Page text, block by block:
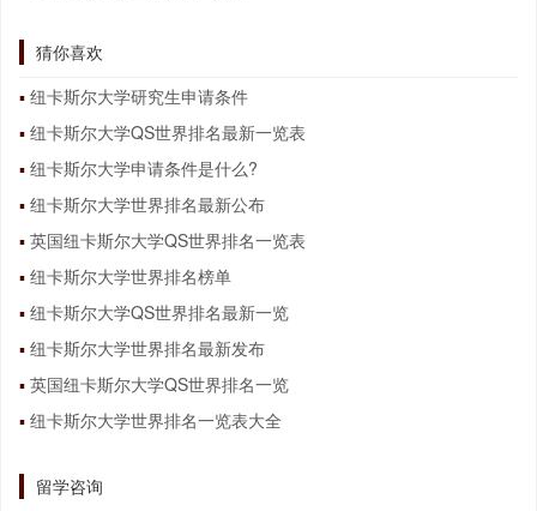
猜你喜欢
纽卡斯尔大学研究生申请条件
纽卡斯尔大学QS世界排名最新一览表
纽卡斯尔大学申请条件是什么?
纽卡斯尔大学世界排名最新公布
英国纽卡斯尔大学QS世界排名一览表
纽卡斯尔大学世界排名榜单
纽卡斯尔大学QS世界排名最新一览
纽卡斯尔大学世界排名最新发布
英国纽卡斯尔大学QS世界排名一览
纽卡斯尔大学世界排名一览表大全
留学咨询